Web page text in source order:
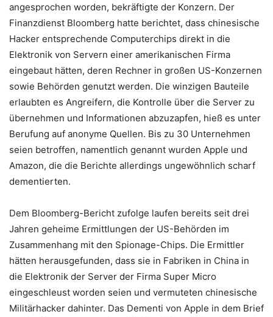
angesprochen worden, bekräftigte der Konzern. Der
Finanzdienst Bloomberg hatte berichtet, dass chinesische
Hacker entsprechende Computerchips direkt in die
Elektronik von Servern einer amerikanischen Firma
eingebaut hätten, deren Rechner in großen US-Konzernen
sowie Behörden genutzt werden. Die winzigen Bauteile
erlaubten es Angreifern, die Kontrolle über die Server zu
übernehmen und Informationen abzuzapfen, hieß es unter
Berufung auf anonyme Quellen. Bis zu 30 Unternehmen
seien betroffen, namentlich genannt wurden Apple und
Amazon, die die Berichte allerdings ungewöhnlich scharf
dementierten.
Dem Bloomberg-Bericht zufolge laufen bereits seit drei
Jahren geheime Ermittlungen der US-Behörden im
Zusammenhang mit den Spionage-Chips. Die Ermittler
hätten herausgefunden, dass sie in Fabriken in China in
die Elektronik der Server der Firma Super Micro
eingeschleust worden seien und vermuteten chinesische
Militärhacker dahinter. Das Dementi von Apple in dem Brief